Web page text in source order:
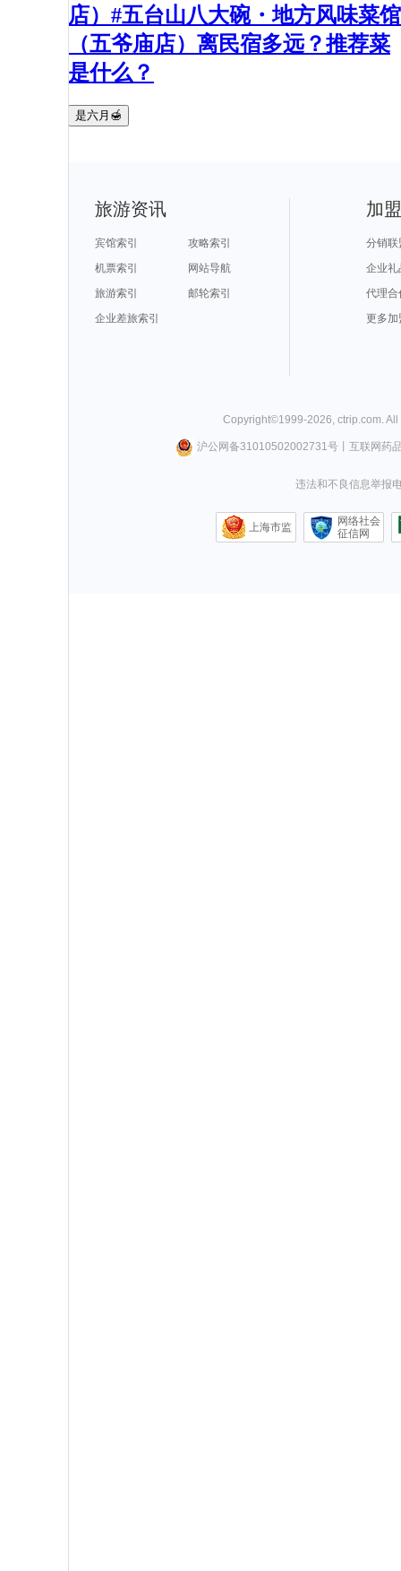
店）#五台山八大碗・地方风味菜馆
（五爷庙店）离民宿多远？推荐菜
是什么？
是六月🍯
旅游资讯
宾馆索引
攻略索引
机票索引
网站导航
旅游索引
邮轮索引
企业差旅索引
加
分销联
企业礼
代理合
更多加
Copyright©1999-2026, ctrip.com.
沪公网备31010502002731号丨 互联网药
违法和不良信息举报
上海市监
网络社会
征信网